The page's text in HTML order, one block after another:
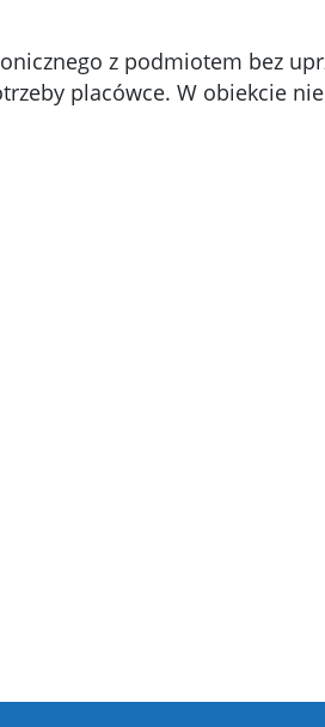
z podmiotem bez
placówce. W obiekcie